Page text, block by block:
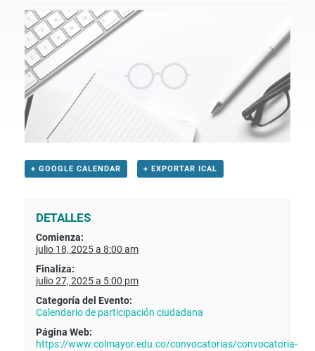
+ GOOGLE CALENDAR + EXPORTAR ICAL
DETALLES
Comienza:
julio 18, 2025 a 8:00 am
Finaliza:
julio 27, 2025 a 5:00 pm
Categoría del Evento:
Calendario de participación ciudadana
Página Web:
https://www.colmayor.edu.co/convocatorias/convocatoria-